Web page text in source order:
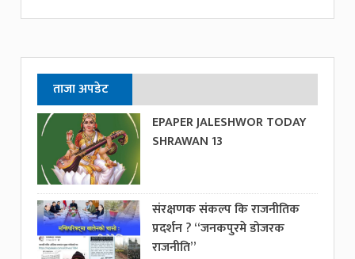
ताजा अपडेट
EPAPER JALESHWOR TODAY
SHRAWAN 13
संरक्षणक संकल्प कि राजनीतिक
प्रदर्शन ? “जनकपुरमे डोजरक
राजनीति”